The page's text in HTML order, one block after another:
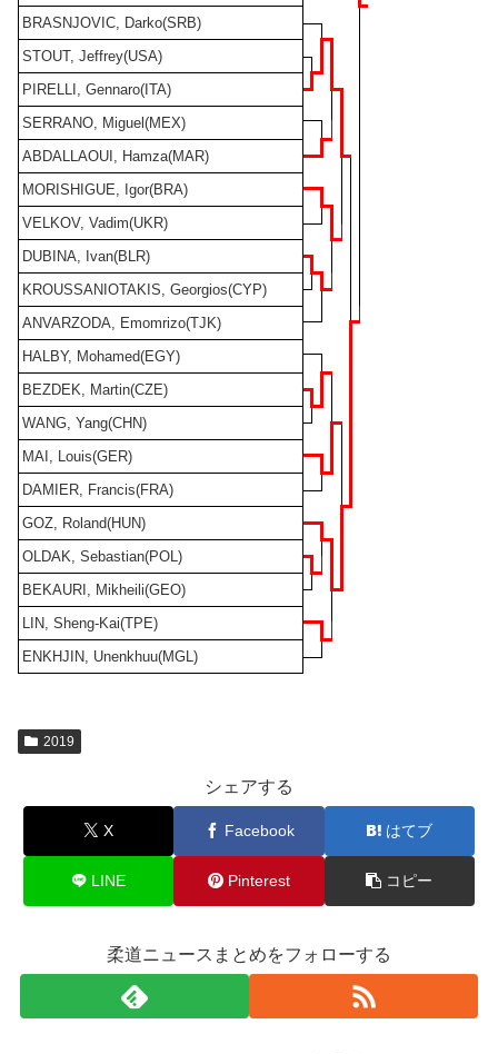
BRASNJOVIC, Darko(SRB)
STOUT, Jeffrey(USA)
PIRELLI, Gennaro(ITA)
SERRANO, Miguel(MEX)
ABDALLAOUI, Hamza(MAR)
MORISHIGUE, Igor(BRA)
VELKOV, Vadim(UKR)
DUBINA, Ivan(BLR)
KROUSSANIOTAKIS, Georgios(CYP)
ANVARZODA, Emomrizo(TJK)
HALBY, Mohamed(EGY)
BEZDEK, Martin(CZE)
WANG, Yang(CHN)
MAI, Louis(GER)
DAMIER, Francis(FRA)
GOZ, Roland(HUN)
OLDAK, Sebastian(POL)
BEKAURI, Mikheili(GEO)
LIN, Sheng-Kai(TPE)
ENKHJIN, Unenkhuu(MGL)
2019
シェアする
X Facebook はてブ
LINE Pinterest コピー
柔道ニュースまとめをフォローする